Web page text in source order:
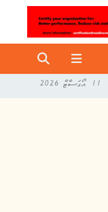
11 އޯގަސްޓް 2026